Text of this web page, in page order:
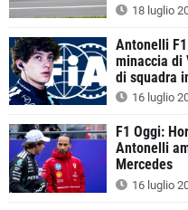
18 luglio
Antonelli
minaccia di
di squadra
16 luglio
F1 Oggi:
Antonelli
Mercedes
16 luglio